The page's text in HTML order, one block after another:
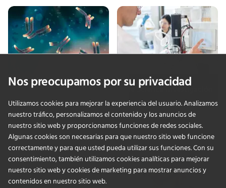
Anticuerpos
Life Science Investigación
Nos preocupamos por su privacidad
Utilizamos cookies para mejorar la experiencia del usuario. Analizamos
nuestro tráfico, personalizamos el contenido y los anuncios de
nuestro sitio web y proporcionamos funciones de redes sociales.
Algunas cookies son necesarias para que nuestro sitio web funcione
correctamente y para que usted pueda utilizar sus funciones. Con su
consentimiento, también utilizamos cookies analíticas para mejorar
nuestro sitio web y cookies de marketing para mostrar anuncios y
contenidos en nuestro sitio web.